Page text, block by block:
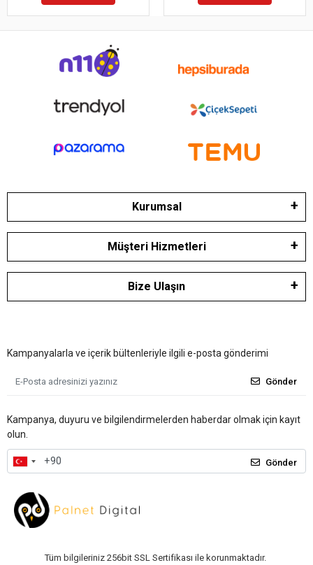
Kurumsal
Müşteri Hizmetleri
Bize Ulaşın
Kampanyalarla ve içerik bültenleriyle ilgili e-posta gönderimi
Gönder
Kampanya, duyuru ve bilgilendirmelerden haberdar olmak için kayıt
olun.
Gönder
Tüm bilgileriniz 256bit SSL Sertifikası ile korunmaktadır.